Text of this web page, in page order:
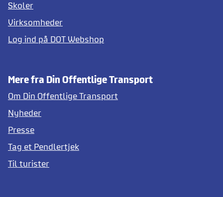
Skoler
Virksomheder
Log ind på DOT Webshop
Mere fra Din Offentlige Transport
Om Din Offentlige Transport
Nyheder
Presse
Tag et Pendlertjek
Til turister